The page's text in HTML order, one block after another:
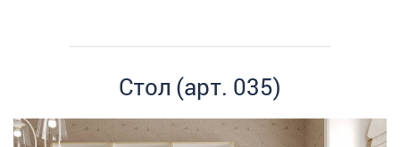
Стол (арт. 035)